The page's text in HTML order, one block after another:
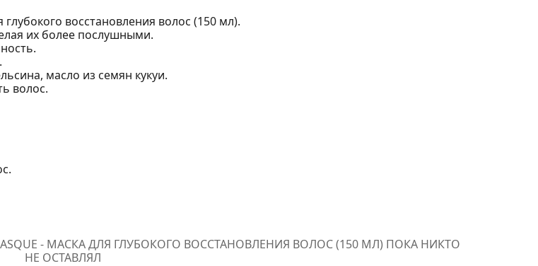
восстановления волос (150 мл).
их более послушными.
масло из семян кукуи.
волос.
MASQUE - МАСКА ДЛЯ ГЛУБОКОГО ВОССТАНОВЛЕНИЯ ВОЛОС (150 МЛ) ПОКА НИКТО
НЕ ОСТАВЛЯЛ